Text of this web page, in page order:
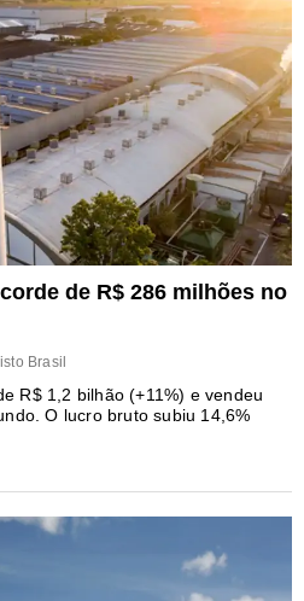
de R$ 286 milhões no
Brasil
R$ 1,2 bilhão (+11%) e vendeu
O lucro bruto subiu 14,6%